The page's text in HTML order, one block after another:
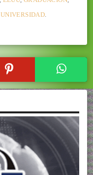
UNIVERSIDAD